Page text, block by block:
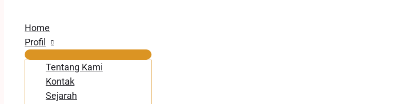
Home
Profil
Tentang Kami
Kontak
Sejarah